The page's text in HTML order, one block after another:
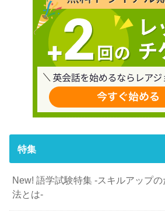
特集
New! 語学試験特集 -スキルアップ
法とは-